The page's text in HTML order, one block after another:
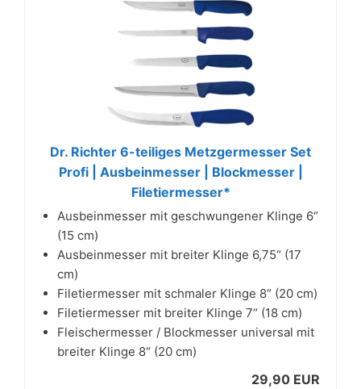
Dr. Richter 6-teiliges Metzgermesser Set
Profi | Ausbeinmesser | Blockmesser |
Filetiermesser*
Ausbeinmesser mit geschwungener Klinge 6“
(15 cm)
Ausbeinmesser mit breiter Klinge 6,75“ (17
cm)
Filetiermesser mit schmaler Klinge 8“ (20 cm)
Filetiermesser mit breiter Klinge 7“ (18 cm)
Fleischermesser / Blockmesser universal mit
breiter Klinge 8“ (20 cm)
29,90 EUR